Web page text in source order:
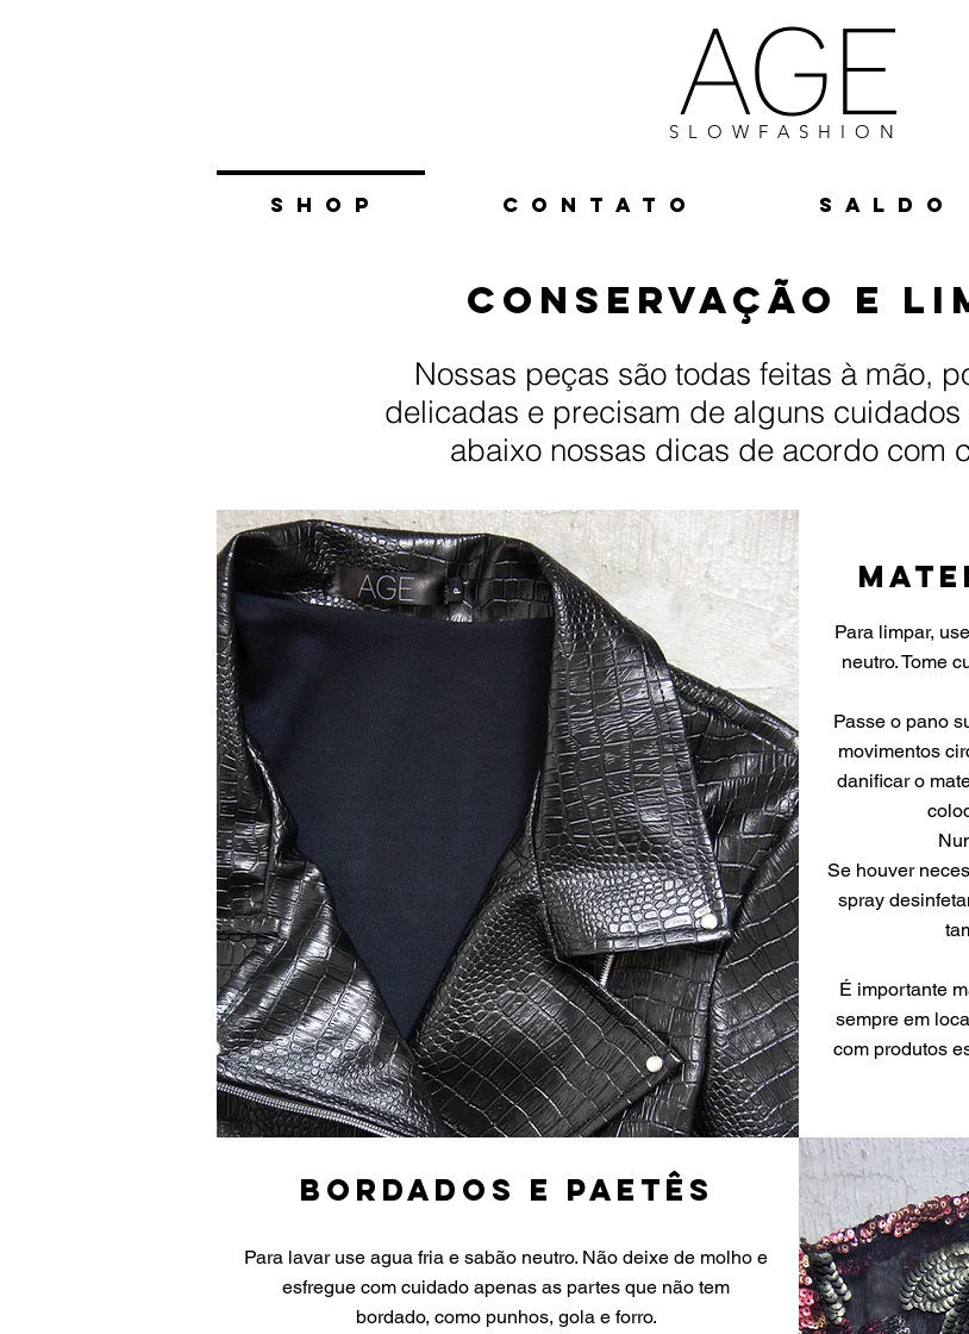
AGE
S L O W F A S H I O N
S H O P C O N T A T O S A L D O
Conservação e
Nossas peças são todas feitas à mão,
delicadas e precisam de alguns
abaixo nossas dicas de acordo com
Para limpar,
neutro. Tome
Passe o pano
movimentos
danificar o
Se houver
spray
É importante
sempre em
com produtos
bordados e paetês
Para lavar use agua fria e sabão neutro. Não deixe de molho e
esfregue com cuidado apenas as partes que não tem
bordado, como punhos, gola e forro.